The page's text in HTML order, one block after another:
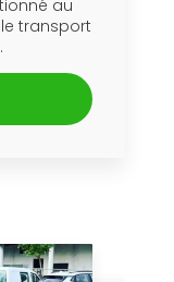
au
transport